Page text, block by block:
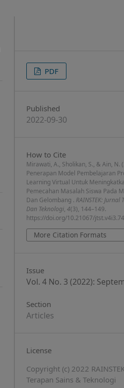
PDF
Published
2022-09-30
How to Cite
Mirawati, A., Sholikan, S., & Ain, N.
Penerapan Model Pembelajaran
Learning Virtual Untuk
Pemecahan Masalah Siswa Pada
Dan Gelombang . RAINSTEK: Jurnal
Dan Teknologi,4(3), 144–149.
https://doi.org/10.21067/
More Citation Formats
Issue
Vol. 4 No. 3 (2022):
Section
Articles
License
Copyright (c) 2022
Terapan Sains & Teknologi